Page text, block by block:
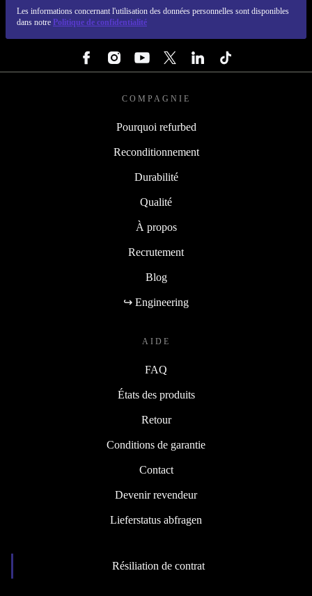
Les informations concernant l'utilisation des données personnelles sont disponibles
dans notre Politique de confidentialité
COMPAGNIE
Pourquoi refurbed
Reconditionnement
Durabilité
Qualité
À propos
Recrutement
Blog
↪ Engineering
AIDE
FAQ
États des produits
Retour
Conditions de garantie
Contact
Devenir revendeur
Lieferstatus abfragen
Résiliation de contrat